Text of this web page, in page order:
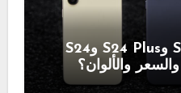
Samsung Galaxy S24 وS24 Plus وS24